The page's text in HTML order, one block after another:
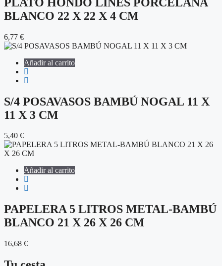
BLANCO 22 X 22 X 4 CM
6,77 €
Añadir al carrito
S/4 POSAVASOS BAMBÚ NOGAL 11 X
11 X 3 CM
5,40 €
Añadir al carrito
PAPELERA 5 LITROS METAL-BAMBÚ
BLANCO 21 X 26 X 26 CM
16,68 €